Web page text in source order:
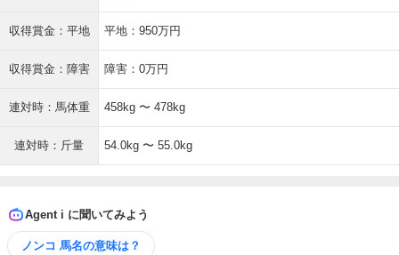
収得賞金：平地 平地：950万円
収得賞金：障害 障害：0万円
連対時：馬体重 458kg 〜 478kg
連対時：斤量 54.0kg 〜 55.0kg
Agent i に聞いてみよう
ノンコ 馬名の意味は？